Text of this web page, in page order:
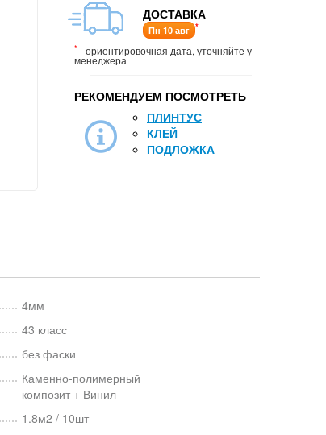
ДОСТАВКА
Пн 10 авг *
* - ориентировочная дата, уточняйте у
менеджера
РЕКОМЕНДУЕМ ПОСМОТРЕТЬ
ПЛИНТУС
КЛЕЙ
ПОДЛОЖКА
4мм
43 класс
без фаски
Каменно-полимерный
композит + Винил
1.8м2 / 10шт